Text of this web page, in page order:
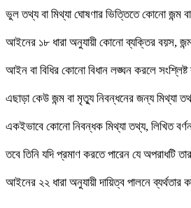
ভুল তথ্য বা মিথ্যা ঘোষণার ভিত্তিতে কোনো জন্ম
আইনের ১৮ ধারা অনুযায়ী কোনো ব্যক্তির বয়স,
আইন বা বিধির কোনো বিধান লঙ্ঘন করলে সংশ্লিষ্ট
এছাড়া কেউ জন্ম বা মৃত্যু নিবন্ধনের জন্য মিথ্যা
একইভাবে কোনো নিবন্ধক মিথ্যা তথ্য, লিখিত
তবে তিনি যদি প্রমাণ করতে পারেন যে অপরাধটি
আইনের ২২ ধারা অনুযায়ী দায়িত্ব পালনে